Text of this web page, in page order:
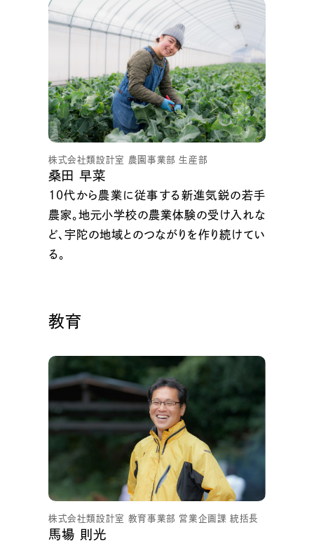
株式会社類設計室 農園事業部 生産部
桑田 早菜
10代から農業に従事する新進気鋭の若手
農家。地元小学校の農業体験の受け入れな
ど、宇陀の地域とのつながりを作り続けてい
る。
教育
株式会社類設計室 教育事業部 営業企画課 統括長
馬場 則光